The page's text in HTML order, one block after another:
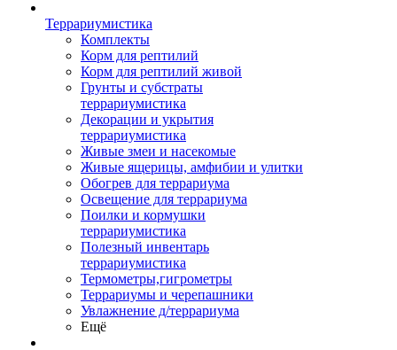
Террариумистика
Комплекты
Корм для рептилий
Корм для рептилий живой
Грунты и субстраты
террариумистика
Декорации и укрытия
террариумистика
Живые змеи и насекомые
Живые ящерицы, амфибии и улитки
Обогрев для террариума
Освещение для террариума
Поилки и кормушки
террариумистика
Полезный инвентарь
террариумистика
Термометры,гигрометры
Террариумы и черепашники
Увлажнение д/террариума
Ещё